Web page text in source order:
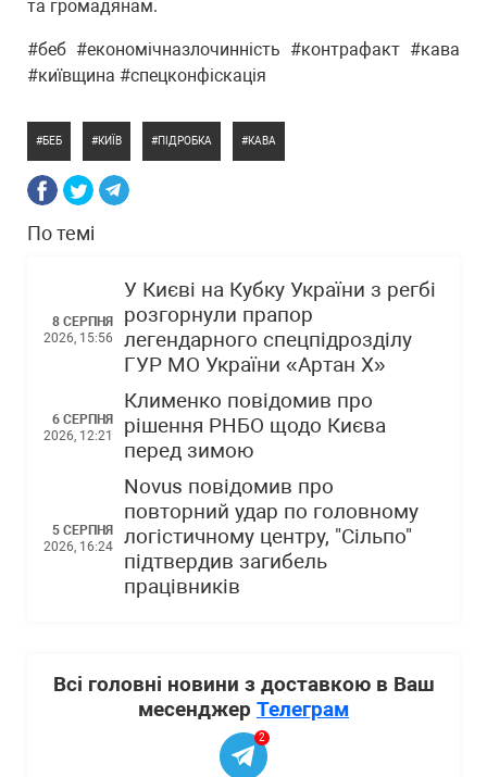
та громадянам.
#беб #економічназлочинність #контрафакт #кава
#київщина #спецконфіскація
БЕБ КИЇВ ПІДРОБКА КАВА
По темі
8 СЕРПНЯ
2026, 15:56
У Києві на Кубку України з регбі
розгорнули прапор
легендарного спецпідрозділу
ГУР МО України «Артан Х»
6 СЕРПНЯ
2026, 12:21
Клименко повідомив про
рішення РНБО щодо Києва
перед зимою
5 СЕРПНЯ
2026, 16:24
Novus повідомив про
повторний удар по головному
логістичному центру, "Сільпо"
підтвердив загибель
працівників
Всі головні новини з доставкою в Ваш
месенджер Телеграм
2